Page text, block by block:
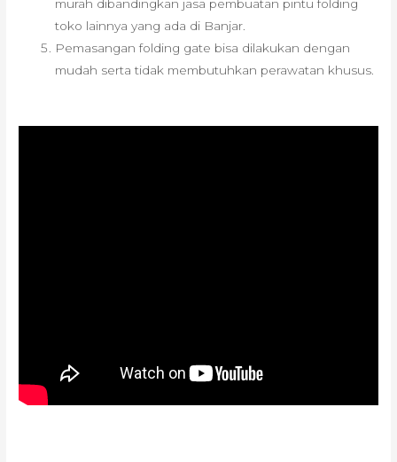
murah dibandingkan jasa pembuatan pintu folding
toko lainnya yang ada di Banjar.
Pemasangan folding gate bisa dilakukan dengan
mudah serta tidak membutuhkan perawatan khusus.